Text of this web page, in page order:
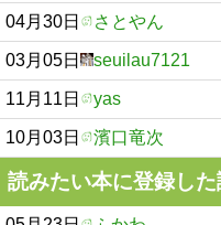
04月30日 さとやん
03月05日 seuilau7121
11月11日 yas
10月03日 濱口竜次
読みたい本に登録し